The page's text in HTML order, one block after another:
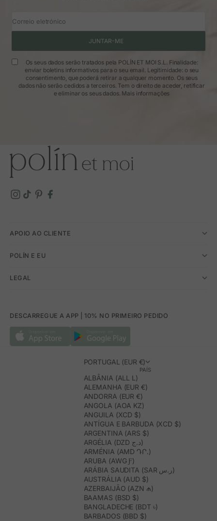
Correio eletrónico
JUNTAR-ME
Os seus dados serão tratados pela POLÍN ET MOI S.L. Finalidade:
enviar boletins informativos para o seu email. Legitimidade: o seu
consentimento, que poderá retirar a qualquer momento. Os seus
dados não serão cedidos a terceiros. Tem o direito de aceder, retificar
e eliminar os seus dados. Mais informações
APOIO AO CLIENTE
POLÍN E EU
LEGAL
DESCARREGUE A APP | 10% NO PRIMEIRO PEDIDO
PORTUGAL (EUR €)
PAÍS
ALBÂNIA (ALL L)
ALEMANHA (EUR €)
ANDORRA (EUR €)
ANGOLA (AOA KZ)
ANGUILA (XCD $)
ANTÍGUA E BARBUDA (XCD $)
ARGENTINA (ARS $)
ARGÉLIA (DZD د.ج)
ARMÉNIA (AMD ԴՐ.)
ARUBA (AWG Ƒ)
ARÁBIA SAUDITA (SAR ر.س)
AUSTRÁLIA (AUD $)
AZERBAIJÃO (AZN ₼)
BAAMAS (BSD $)
BANGLADECHE (BDT ৳)
BARBADOS (BBD $)